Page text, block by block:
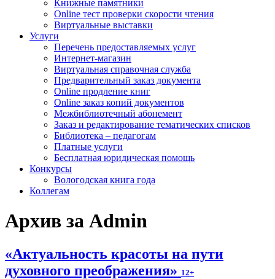
Книжные памятники
Online тест проверки скорости чтения
Виртуальные выставки
Услуги
Перечень предоставляемых услуг
Интернет-магазин
Виртуальная справочная служба
Предварительный заказ документа
Online продление книг
Online заказ копий документов
Межбиблиотечный абонемент
Заказ и редактирование тематических списков
Библиотека – педагогам
Платные услуги
Бесплатная юридическая помощь
Конкурсы
Вологодская книга года
Коллегам
Архив за Admin
«Актуальность красоты на пути
духовного преображения» 12+